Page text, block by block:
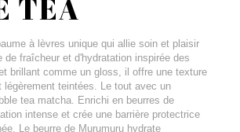
TEA
à lèvres unique qui allie soin et plaisir
fraîcheur et d'hydratation inspirée des
brillant comme un gloss, il offre une texture
teintées. Le tout avec un
tea matcha. Enrichi en beurres de
intense et crée une barrière protectrice
Le beurre de Murumuru hydrate